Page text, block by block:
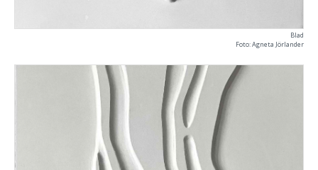
Blad
Foto: Agneta Jörlander